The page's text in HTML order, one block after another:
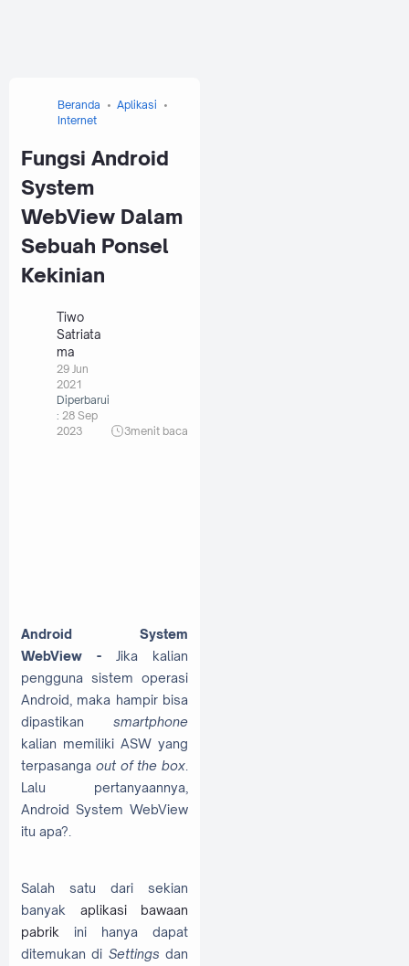
Beranda
Aplikasi
Internet
Fungsi Android
System
WebView Dalam
Sebuah Ponsel
Kekinian
Tiwo
Satriata
ma
29 Jun
2021
Diperbarui
: 28 Sep
2023
3menit baca
Android System
WebView - Jika kalian
pengguna sistem operasi
Android, maka hampir bisa
dipastikan smartphone
kalian memiliki ASW yang
terpasanga out of the box
Lalu pertanyaannya,
Android System WebView
itu apa?.
Salah satu dari sekian
banyak aplikasi bawaan
pabrik ini hanya dapat
ditemukan di Settings dan